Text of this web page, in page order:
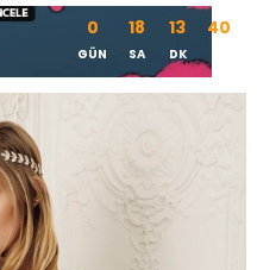
0
GÜN
18
SA
13
DK
39